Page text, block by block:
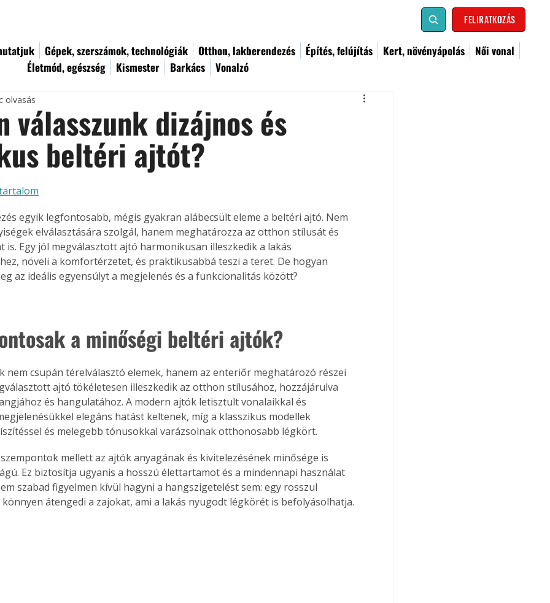
FELIRATKOZÁS
Gépek, szerszámok, technológiák Otthon, lakberendezés Építés, felújítás Kert, növényápolás
Női vonal
Életmód, egészség
Kismester Barkács Vonalzó
válasszunk dizájnos és
beltéri ajtót?
olvasás
egyik legfontosabb, mégis gyakran alábecsült eleme a beltéri ajtó. Nem
elválasztására szolgál, hanem meghatározza az otthon stílusát és
is. Egy jól megválasztott ajtó harmonikusan illeszkedik a lakás
növeli a komfortérzetet, és praktikusabbá teszi a teret. De hogyan
az ideális egyensúlyt a megjelenés és a funkcionalitás között?
a minőségi beltéri ajtók?
nem csupán térelválasztó elemek, hanem az enteriőr meghatározó részei
ajtó tökéletesen illeszkedik az otthon stílusához, hozzájárulva
és hangulatához. A modern ajtók letisztult vonalaikkal és
elegáns hatást keltenek, míg a klasszikus modellek
és melegebb tónusokkal varázsolnak otthonosabb légkört.
mellett az ajtók anyagának és kivitelezésének minősége is
Ez biztosítja ugyanis a hosszú élettartamot és a mindennapi használat
szabad figyelmen kívül hagyni a hangszigetelést sem: egy rosszul
átengedi a zajokat, ami a lakás nyugodt légkörét is befolyásolhatja.